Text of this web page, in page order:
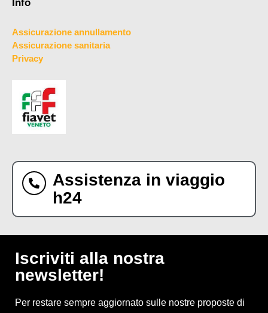
Info
Assicurazione annullamento
Assicurazione sanitaria
Privacy
Assistenza in viaggio
h24
Iscriviti alla nostra
newsletter!
Per restare sempre aggiornato sulle nostre proposte di